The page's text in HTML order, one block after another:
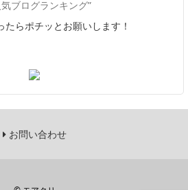
たらポチッとお願いします！
お問い合わせ